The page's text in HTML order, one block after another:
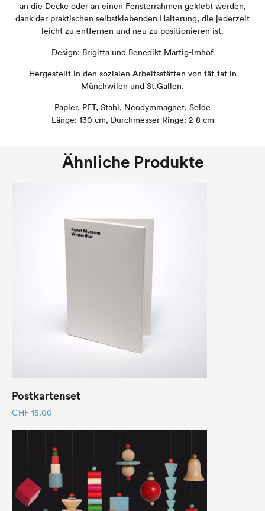
an die Decke oder an einen Fensterrahmen geklebt werden,
dank der praktischen selbstklebenden Halterung, die jederzeit
leicht zu entfernen und neu zu positionieren ist.
Design: Brigitta und Benedikt Martig-Imhof
Hergestellt in den sozialen Arbeitsstätten von tät-tat in
Münchwilen und St.Gallen.
Papier, PET, Stahl, Neodymmagnet, Seide
Länge: 130 cm, Durchmesser Ringe: 2-8 cm
Ähnliche Produkte
Postkartenset
CHF 15.00